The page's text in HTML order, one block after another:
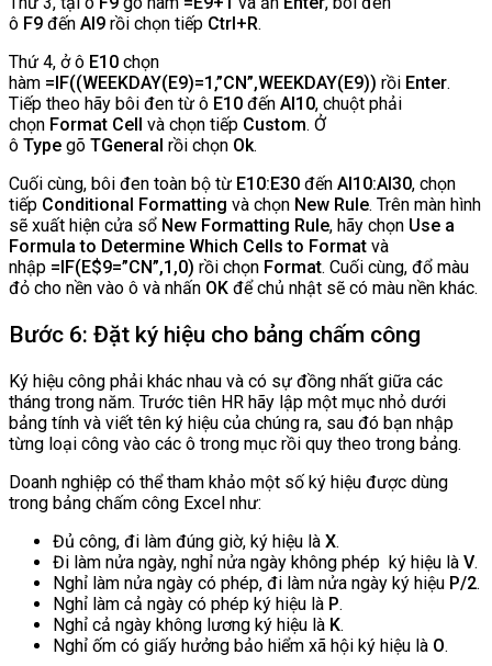
ô F9 đến AI9 rồi chọn tiếp Ctrl+R.
Thứ 4, ở ô E10 chọn
hàm =IF((WEEKDAY(E9)=1,”CN”,WEEKDAY(E9)) rồi Enter.
Tiếp theo hãy bôi đen từ ô E10 đến AI10, chuột phải
chọn Format Cell và chọn tiếp Custom. Ở
ô Type gõ TGeneral rồi chọn Ok.
Cuối cùng, bôi đen toàn bộ từ E10:E30 đến AI10:AI30, chọn
tiếp Conditional Formatting và chọn New Rule. Trên màn hình
sẽ xuất hiện cửa sổ New Formatting Rule, hãy chọn Use a
Formula to Determine Which Cells to Format và
nhập =IF(E$9=”CN”,1,0) rồi chọn Format. Cuối cùng, đổ màu
đỏ cho nền vào ô và nhấn OK để chủ nhật sẽ có màu nền khác.
Bước 6: Đặt ký hiệu cho bảng chấm công
Ký hiệu công phải khác nhau và có sự đồng nhất giữa các
tháng trong năm. Trước tiên HR hãy lập một mục nhỏ dưới
bảng tính và viết tên ký hiệu của chúng ra, sau đó bạn nhập
từng loại công vào các ô trong mục rồi quy theo trong bảng.
Doanh nghiệp có thể tham khảo một số ký hiệu được dùng
trong bảng chấm công Excel như:
Đủ công, đi làm đúng giờ, ký hiệu là X.
Đi làm nửa ngày, nghỉ nửa ngày không phép ký hiệu là V.
Nghỉ làm nửa ngày có phép, đi làm nửa ngày ký hiệu P/2.
Nghỉ làm cả ngày có phép ký hiệu là P.
Nghỉ cả ngày không lương ký hiệu là K.
Nghỉ ốm có giấy hưởng bảo hiểm xã hội ký hiệu là O.